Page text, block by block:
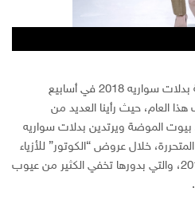
قدت الكثير من دور الأزياء العالمية بدلات سواريه 2018 في أسابيع
العام، حيث رأينا العديد من
الموضة ويرتدين بدلات سواريه
المتحررة، خلال عروض “الكوتور” للأزياء
الراقية لموضة عام 2018 وعام 2019، والتي بدورها تخفي الكثير من عيوب